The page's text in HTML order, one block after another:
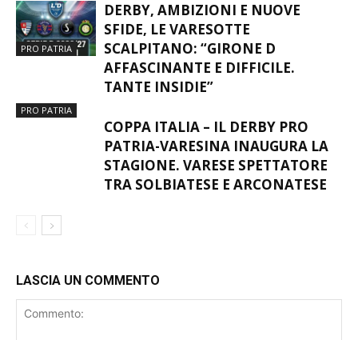
PRO PATRIA
DERBY, AMBIZIONI E NUOVE
SFIDE, LE VARESOTTE
SCALPITANO: “GIRONE D
AFFASCINANTE E DIFFICILE.
TANTE INSIDIE”
PRO PATRIA
COPPA ITALIA – IL DERBY PRO
PATRIA-VARESINA INAUGURA LA
STAGIONE. VARESE SPETTATORE
TRA SOLBIATESE E ARCONATESE
LASCIA UN COMMENTO